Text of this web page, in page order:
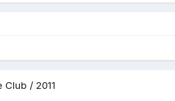
/ 2011